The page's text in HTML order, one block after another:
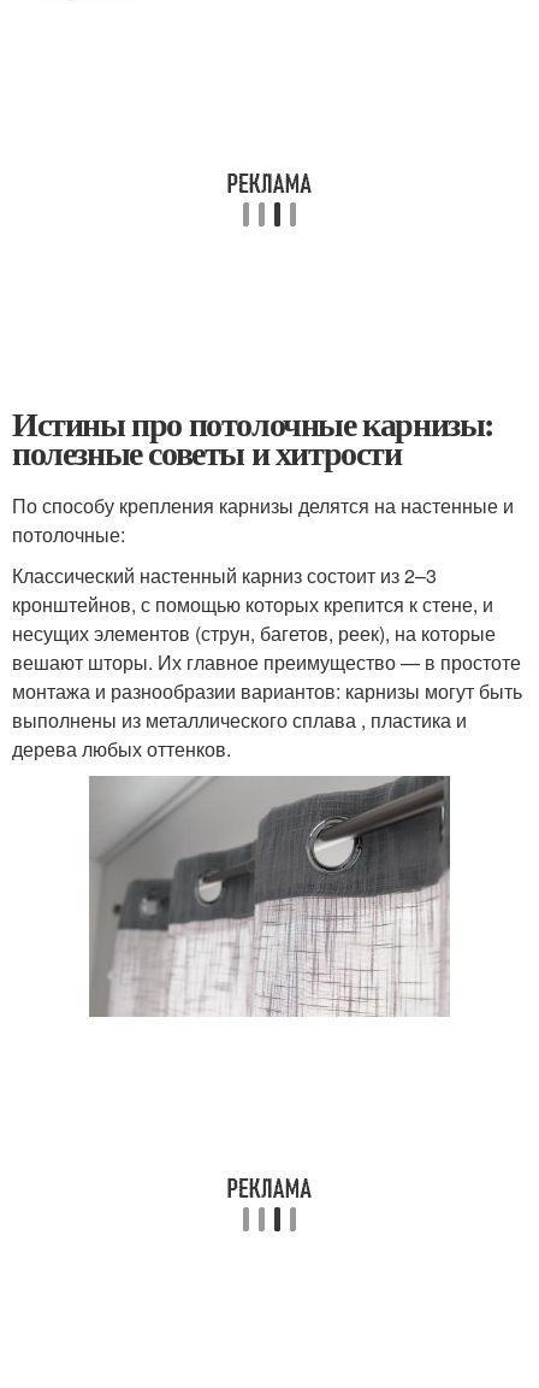
Истины про потолочные карнизы:
полезные советы и хитрости
По способу крепления карнизы делятся на настенные и
потолочные:
Классический настенный карниз состоит из 2–3
кронштейнов, с помощью которых крепится к стене, и
несущих элементов (струн, багетов, реек), на которые
вешают шторы. Их главное преимущество — в простоте
монтажа и разнообразии вариантов: карнизы могут быть
выполнены из металлического сплава , пластика и
дерева любых оттенков.